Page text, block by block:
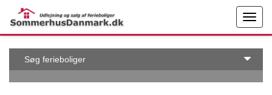
← More examples
Søg ferieboliger